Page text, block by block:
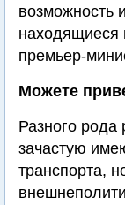
возможность
находящиеся
премьер-
Можете
Разного
зачастую
транспорта,